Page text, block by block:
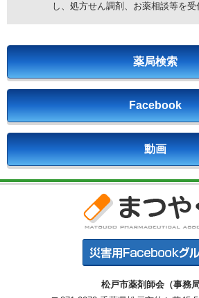
し、処方せん調剤、お薬相談等を受
薬局検索
Facebook
動画
松戸市薬剤師会（事務局